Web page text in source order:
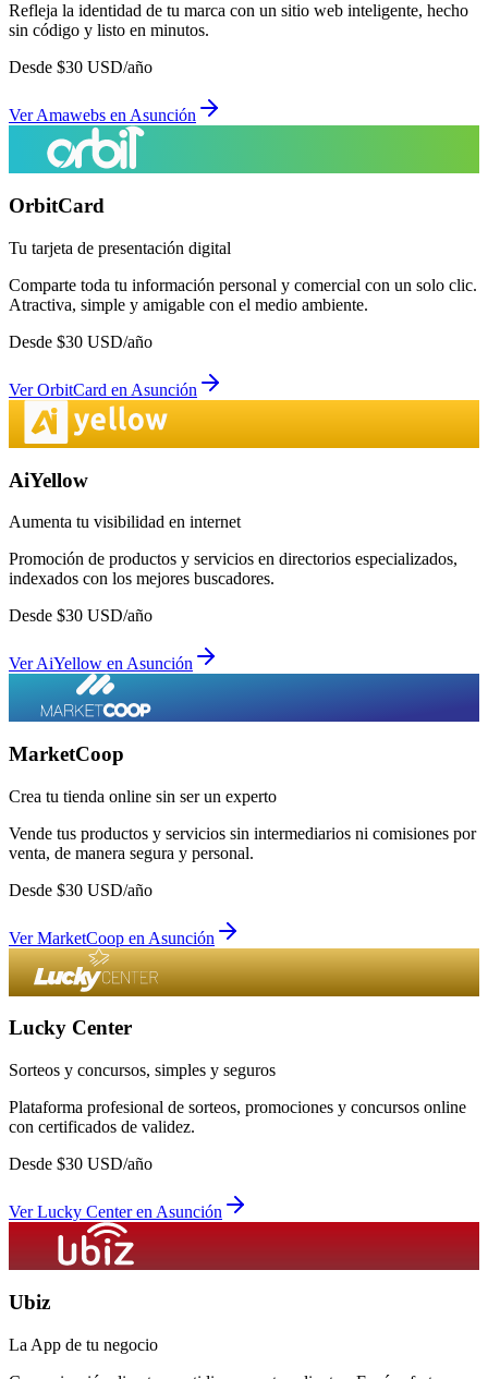
Refleja la identidad de tu marca con un sitio web inteligente, hecho
sin código y listo en minutos.
Desde $30 USD/año
VerAmawebs enAsunción
OrbitCard
Tu tarjeta de presentación digital
Comparte toda tu información personal y comercial con un solo clic.
Atractiva, simple y amigable con el medio ambiente.
Desde $30 USD/año
VerOrbitCard en Asunción
AiYellow
Aumenta tu visibilidad en internet
Promoción de productos y servicios en directorios especializados,
indexados con los mejores buscadores.
Desde $30 USD/año
VerAiYellow en Asunción
MarketCoop
Crea tu tienda online sin ser un experto
Vende tus productos y servicios sin intermediarios ni comisiones por
venta, de manera segura y personal.
Desde $30 USD/año
VerMarketCoop en Asunción
Lucky Center
Sorteos y concursos, simples y seguros
Plataforma profesional de sorteos, promociones y concursos online
con certificados de validez.
Desde $30 USD/año
VerLucky Centeren Asunción
Ubiz
La App de tu negocio